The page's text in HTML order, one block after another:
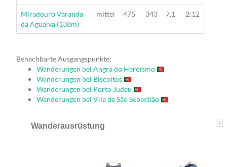
Wanderung
Miradouro Varanda
da Agualva (138m)
mittel 475 343 7,1 2:12
Benachbarte Ausgangspunkte:
Wanderungen bei Angra do Heroísmo
Wanderungen bei Biscoitos
Wanderungen bei Porto Judeu
Wanderungen bei Vila de São Sebastião
i
Wanderausrüstung